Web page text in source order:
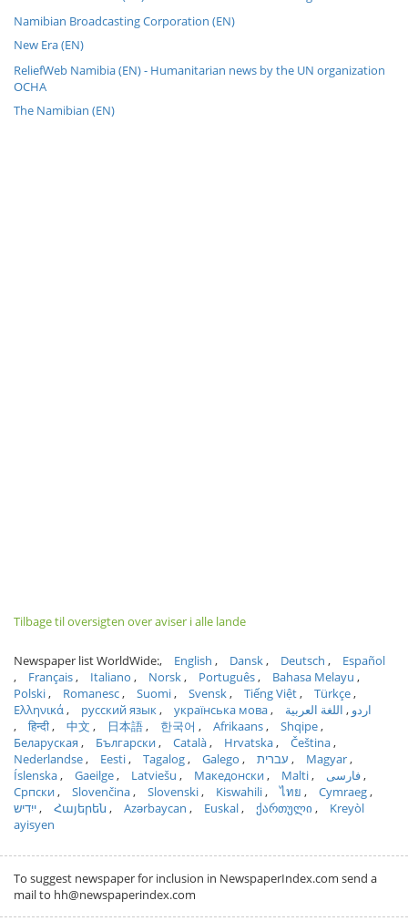
Namibian Broadcasting Corporation (EN)
New Era (EN)
ReliefWeb Namibia (EN) - Humanitarian news by the UN organization
OCHA
The Namibian (EN)
Tilbage til oversigten over aviser i alle lande
Newspaper list WorldWide: English Dansk Deutsch
Español
Français
Italiano Norsk Português
Bahasa Melayu
Polski
Romanesc Suomi Svensk Tiếng Việt
Türkçe
Ελληνικά
русский язык українська мова اردو
اللغة العربية
हिन्दी
中文 日本語 한국어 Afrikaans
Shqipe
Беларуская
Български Català Hrvatska
Čeština
Nederlandse
Eesti Tagalog Galego עברית
Magyar
Íslenska
Gaeilge Latviešu Македонски Malti
فارسی
Српски
Slovenčina Slovenski Kiswahili ไทย
Cymraeg
ייִדיש
Հայերեն Azərbaycan Euskal ქართული
Kreyòl
ayisyen
To suggest newspaper for inclusion in NewspaperIndex.com send a
mail to hh@newspaperindex.com